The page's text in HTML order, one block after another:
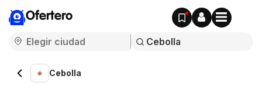
Ofertero
Cebolla